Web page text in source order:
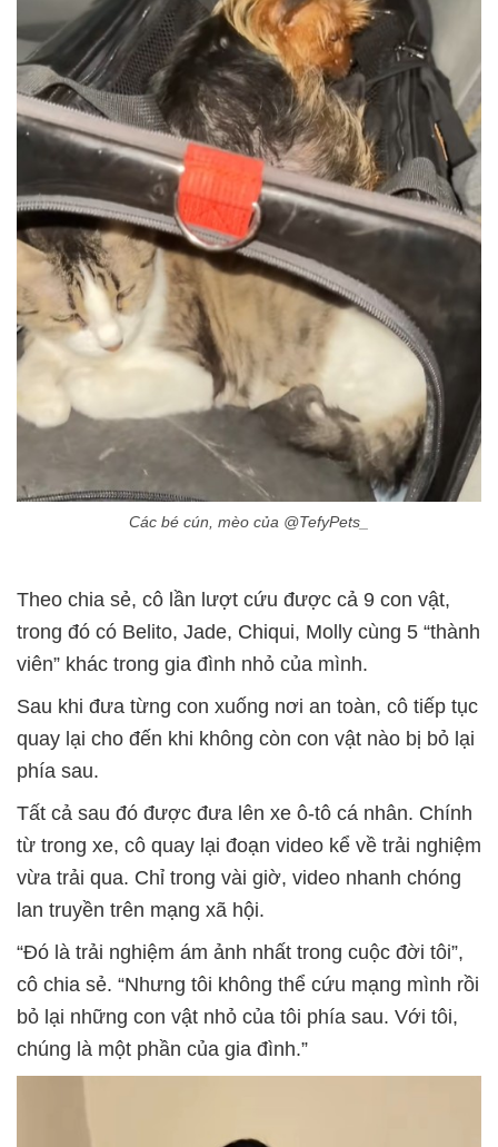
Các bé cún, mèo của @TefyPets_
Theo chia sẻ, cô lần lượt cứu được cả 9 con vật,
trong đó có Belito, Jade, Chiqui, Molly cùng 5 “thành
viên” khác trong gia đình nhỏ của mình.
Sau khi đưa từng con xuống nơi an toàn, cô tiếp tục
quay lại cho đến khi không còn con vật nào bị bỏ lại
phía sau.
Tất cả sau đó được đưa lên xe ô-tô cá nhân. Chính
từ trong xe, cô quay lại đoạn video kể về trải nghiệm
vừa trải qua. Chỉ trong vài giờ, video nhanh chóng
lan truyền trên mạng xã hội.
“Đó là trải nghiệm ám ảnh nhất trong cuộc đời tôi”,
cô chia sẻ. “Nhưng tôi không thể cứu mạng mình rồi
bỏ lại những con vật nhỏ của tôi phía sau. Với tôi,
chúng là một phần của gia đình.”